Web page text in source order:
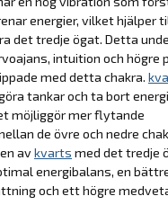
energier, vilket hjälper
det tredje ögat. Detta
intuition och högre
med detta chakra.
tankar och ta bort
möjliggör mer flytande
de övre och nedre
avkvarts med det tredje
energibalans, en
och ett högre